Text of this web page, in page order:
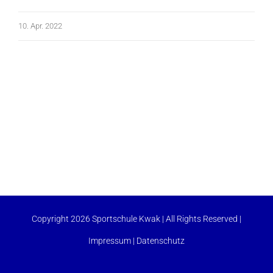
10. Apr. 2022
Copyright 2026 Sportschule Kwak | All Rights Reserved |
Impressum | Datenschutz